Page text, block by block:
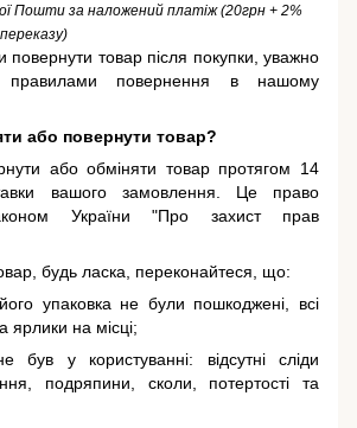
Пошти за наложений платіж (20грн + 2%
товар після покупки, уважно
правилами повернення в нашому
або повернути товар?
або обміняти товар протягом 14
вашого замовлення. Це право
України "Про захист прав
будь ласка, переконайтеся, що:
упаковка не були пошкоджені, всі
ярлики на місці;
був у користуванні: відсутні сліди
подряпини, сколи, потертості та